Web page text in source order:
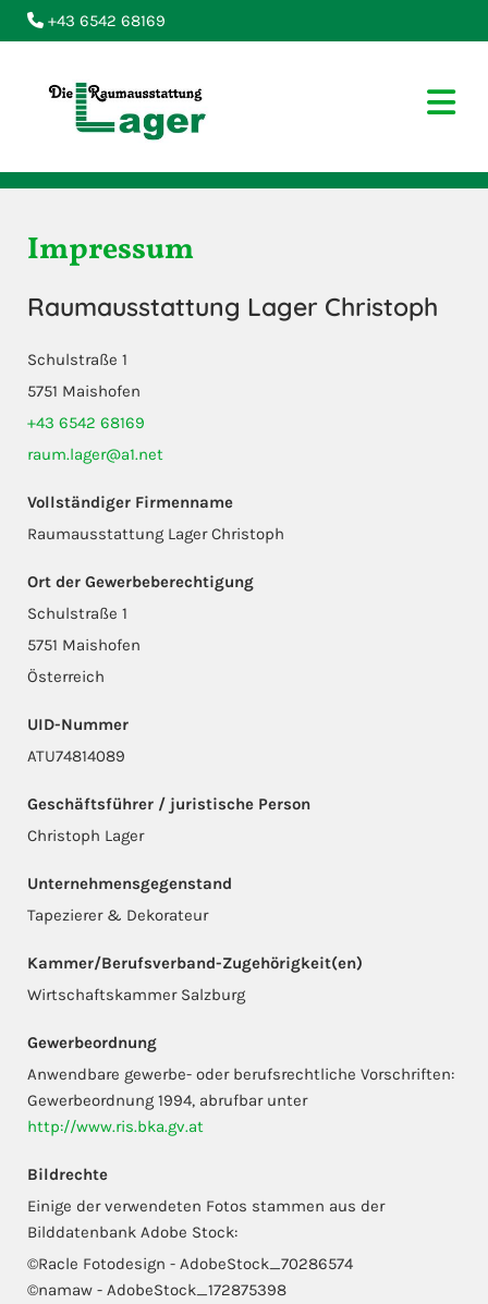
 +43 6542 68169
Impressum
Raumausstattung Lager Christoph
Schulstraße 1
5751 Maishofen
+43 6542 68169
raum.lager@a1.net
Vollständiger Firmenname
Raumausstattung Lager Christoph
Ort der Gewerbeberechtigung
Schulstraße 1
5751 Maishofen
Österreich
UID-Nummer
ATU74814089
Geschäftsführer / juristische Person
Christoph Lager
Unternehmensgegenstand
Tapezierer & Dekorateur
Kammer/Berufsverband-Zugehörigkeit(en)
Wirtschaftskammer Salzburg
Gewerbeordnung
Anwendbare gewerbe- oder berufsrechtliche Vorschriften:
Gewerbeordnung 1994, abrufbar unter
http://www.ris.bka.gv.at
Bildrechte
Einige der verwendeten Fotos stammen aus der
Bilddatenbank Adobe Stock:
©Racle Fotodesign - AdobeStock_70286574
©namaw - AdobeStock_172875398